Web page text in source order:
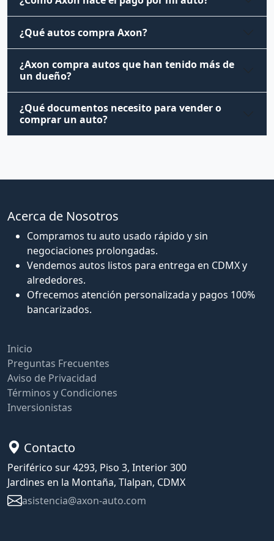
¿Qué autos compra Axon?
¿Axon compra autos que han tenido más de
un dueño?
¿Qué documentos necesito para vender o
comprar un auto?
Acerca de Nosotros
Compramos tu auto usado rápido y sin
negociaciones prolongadas.
Vendemos autos listos para entrega en CDMX y
alrededores.
Ofrecemos atención personalizada y pagos 100%
bancarizados.
Inicio
Preguntas Frecuentes
Aviso de Privacidad
Términos y Condiciones
Inversionistas
Contacto
Periférico sur 4293, Piso 3, Interior 300
Jardines en la Montaña, Tlalpan, CDMX
asistencia@axon-auto.com